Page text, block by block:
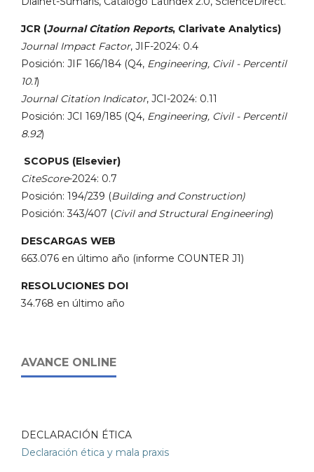
JCR (Journal Citation Reports, Clarivate Analytics)
Journal Impact Factor, JIF-2024: 0.4
Posición: JIF 166/184 (Q4, Engineering, Civil - Percentil
10.1)
Journal Citation Indicator, JCI-2024: 0.11
Posición: JCI 169/185 (Q4, Engineering, Civil - Percentil
8.92)
SCOPUS (Elsevier)
CiteScore-2024: 0.7
Posición: 194/239 (Building and Construction)
Posición: 343/407 (Civil and Structural Engineering)
DESCARGAS WEB
663.076 en último año (informe COUNTER J1)
RESOLUCIONES DOI
34.768 en último año
AVANCE ONLINE
DECLARACIÓN ÉTICA
Declaración ética y mala praxis